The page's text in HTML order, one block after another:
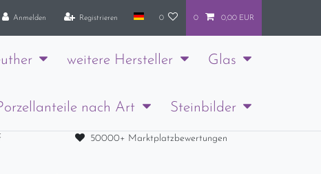
Anmelden Registrieren 0 0 0,00 EUR
weitere Hersteller Glas
nach Art Steinbilder
50000+ Marktplatzbewertungen